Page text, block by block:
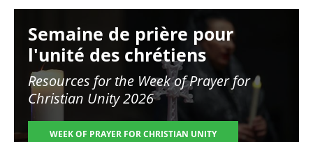
Semaine de prière pour
l'unité des chrétiens
Resources for the Week of Prayer for
Christian Unity 2026
WEEK OF PRAYER FOR CHRISTIAN UNITY